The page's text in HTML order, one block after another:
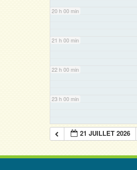
20 h 00 min
21 h 00 min
22 h 00 min
23 h 00 min
21 JUILLET 2026